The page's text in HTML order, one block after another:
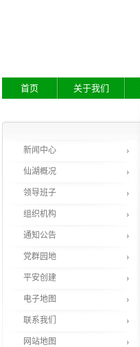
首页 关于我们
新闻中心
仙湖概况
领导班子
组织机构
通知公告
党群园地
平安创建
电子地图
联系我们
网站地图